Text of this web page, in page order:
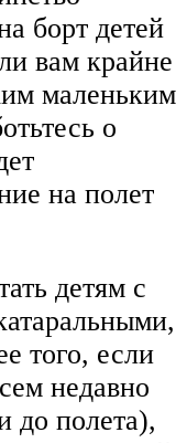
борт детей
вам крайне
маленьким
о
на полет
детям с
того, если
недавно
до полета),